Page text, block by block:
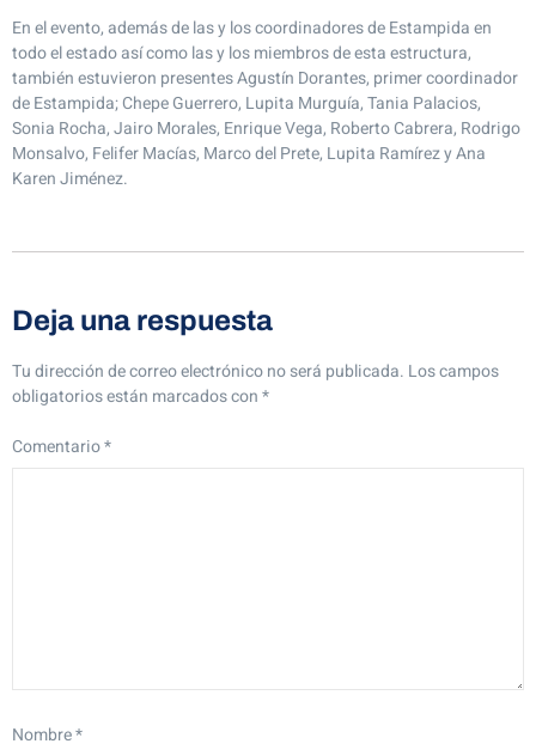
En el evento, además de las y los coordinadores de Estampida en
todo el estado así como las y los miembros de esta estructura,
también estuvieron presentes Agustín Dorantes, primer coordinador
de Estampida; Chepe Guerrero, Lupita Murguía, Tania Palacios,
Sonia Rocha, Jairo Morales, Enrique Vega, Roberto Cabrera, Rodrigo
Monsalvo, Felifer Macías, Marco del Prete, Lupita Ramírez y Ana
Karen Jiménez.
Deja una respuesta
Tu dirección de correo electrónico no será publicada. Los campos
obligatorios están marcados con*
Comentario*
Nombre*